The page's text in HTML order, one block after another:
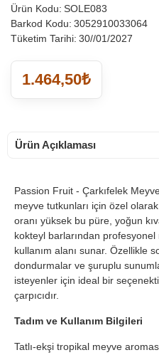
Ürün Kodu: SOLE083
Barkod Kodu: 3052910033064
Tüketim Tarihi: 30//01/2027
1.464,50₺
Ürün Açıklaması
Passion Fruit - Çarkıfelek
meyve tutkunları için özel
oranı yüksek bu püre, yoğun
kokteyl barlarından
kullanım alanı sunar. Özellikle
dondurmalar ve şuruplu
isteyenler için ideal bir
çarpıcıdır.
Tadım ve Kullanım Bilgileri
Tatlı-ekşi tropikal meyve